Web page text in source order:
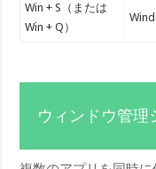
Win + S（または
Win + Q）
ウィンドウ管理